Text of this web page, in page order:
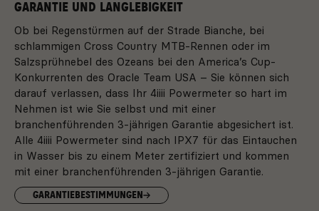
GARANTIE UND LANGLEBIGKEIT
Ob bei Regenstürmen auf der Strade Bianche, bei
schlammigen Cross Country MTB-Rennen oder im
Salzsprühnebel des Ozeans bei den America’s Cup-
Konkurrenten des Oracle Team USA – Sie können sich
darauf verlassen, dass Ihr 4iiii Powermeter so hart im
Nehmen ist wie Sie selbst und mit einer
branchenführenden 3-jährigen Garantie abgesichert ist.
Alle 4iiii Powermeter sind nach IPX7 für das Eintauchen
in Wasser bis zu einem Meter zertifiziert und kommen
mit einer branchenführenden 3-jährigen Garantie.
GARANTIEBESTIMMUNGEN